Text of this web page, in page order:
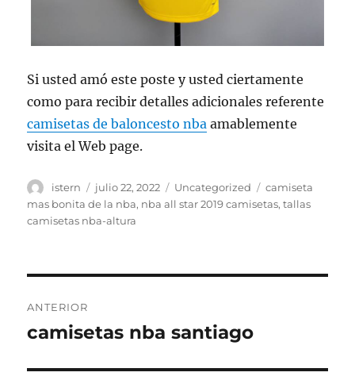
Si usted amó este poste y usted ciertamente
como para recibir detalles adicionales referente
camisetas de baloncesto nba amablemente
visita el Web page.
Autor
istern
Publicado
el
julio 22, 2022 Categorías
Uncategorized Etiquetas
camiseta
mas bonita de la nba, nba all star 2019 camisetas,tallas
camisetas nba-altura
de
ANTERIOR
Entrada
camisetas nba santiago